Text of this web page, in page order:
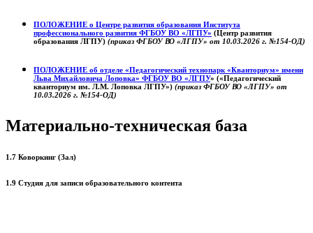
ПОЛОЖЕНИЕ о Центре развития образования Института
профессионального развития ФГБОУ ВО «ЛГПУ» (Центр развития
образования ЛГПУ) (приказ ФГБОУ ВО «ЛГПУ» от 10.03.2026 г. №154-ОД)
ПОЛОЖЕНИЕ об отделе «Педагогический технопарк «Кванториум» имени
Льва Михайловича Лоповка» ФГБОУ ВО «ЛГПУ» («Педагогический
кванториум им. Л.М. Лоповка ЛГПУ») (приказ ФГБОУ ВО «ЛГПУ» от
10.03.2026 г. №154-ОД)
Материально-техническая база
1.7 Коворкинг (Зал)
1.9 Студия для записи образовательного контента